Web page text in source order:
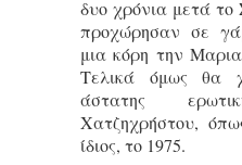
δυο χρόνια μετά το
προχώρησαν σε
μια κόρη την
Τελικά όμως θα
άστατης
Χατζηχρήστου,
ίδιος, το 1975.